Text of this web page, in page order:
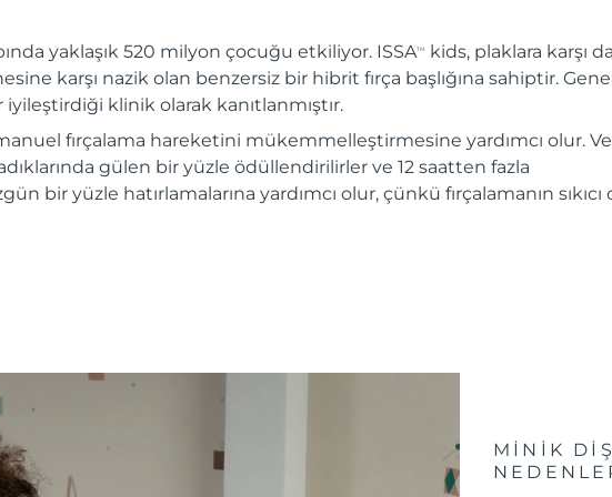
yaklaşık 520 milyon çocuğu etkiliyor. ISSATM
kids, plaklara karşı
karşı nazik olan benzersiz bir hibrit fırça başlığına sahiptir.
iyileştirdiği klinik olarak kanıtlanmıştır.
fırçalama hareketini mükemmelleştirmesine yardımcı olur.
gülen bir yüzle ödüllendirilirler ve 12 saatten fazla
bir yüzle hatırlamalarına yardımcı olur, çünkü fırçalamanın sıkıcı
MINIK